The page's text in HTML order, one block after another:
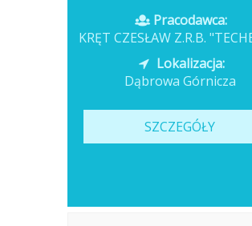
Opublikowano: wczoraj
Pracodawca:
KRĘT CZESŁAW Z.R.B.
Lokalizacja:
Dąbrowa Górnicza
SZCZEGÓŁY